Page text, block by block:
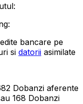
bancare pe
si datorii asimilate
Dobanzi aferente
168 Dobanzi